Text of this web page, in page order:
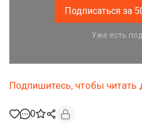
Подписаться за
Уже есть
Подпишитесь, чтобы читать
0